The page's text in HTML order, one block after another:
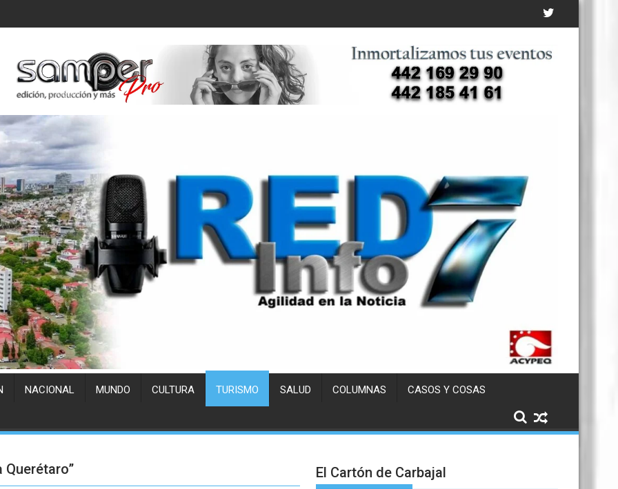
NACIONAL MUNDO CULTURA TURISMO SALUD COLUMNAS CASOS Y COSAS
Querétaro” El Cartón de Carbajal